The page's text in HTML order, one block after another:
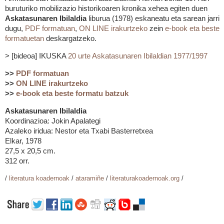
buruturiko mobilizazio historikoaren kronika xehea egiten duen
Askatasunaren Ibilaldialiburua (1978) eskaneatu eta sarean jarri
dugu, PDF formatuan, ON LINE irakurtzeko zein e-book eta beste
formatuetan deskargatzeko.
> [bideoa] IKUSKA 20 urte Askatasunaren Ibilaldian 1977/1997
>> PDF formatuan
>> ON LINE irakurtzeko
>> e-book eta beste formatu batzuk
Askatasunaren Ibilaldia
Koordinazioa: Jokin Apalategi
Azaleko iridua: Nestor eta Txabi Basterretxea
Elkar, 1978
27,5 x 20,5 cm.
312 orr.
/ literatura koadernoak / ataramiñe / literaturakoadernoak.org /